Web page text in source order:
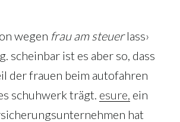
wegen frau am steuerlass›
scheinbar ist es aber so, dass
der frauen beim autofahren
schuhwerk trägt. esure, ein
hat